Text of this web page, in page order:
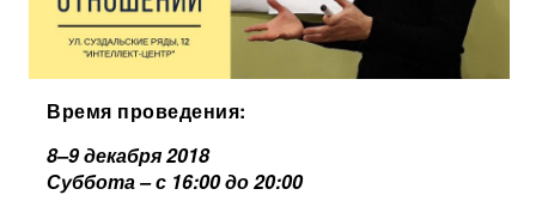
Время проведения:
8–9 декабря 2018
Суббота – с 16:00 до 20:00